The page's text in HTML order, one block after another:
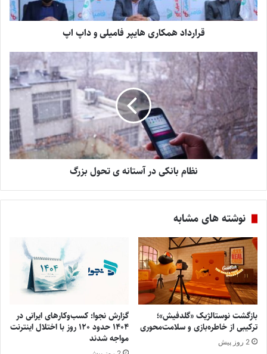
قرارداد همکاری هایپر فامیلی و داپ اپ
نظام بانکی در آستانه ­ی تحول بزرگ
نوشته های مشابه
بازگشت نوستالژیک «گلدفیش»؛
ترکیبی از خاطره‌بازی و سلامت‌محوری
2 روز پیش
گزارش نجوا: کسب‌وکارهای ایرانی در
۱۴۰۴ حدود ۱۲۰ روز با اختلال اینترنت
مواجه شدند